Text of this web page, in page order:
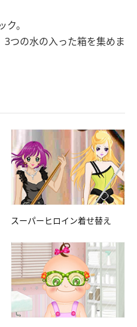
。
3つの水の入った箱を集めま
スーパーヒロイン着せ替え